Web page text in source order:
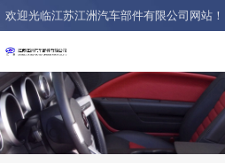
欢迎光临江苏江洲汽车部件有限公司网站！